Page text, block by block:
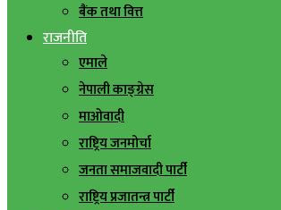
बैंक तथा वित्त
राजनीति
एमाले
नेपाली काङ्ग्रेस
माओवादी
राष्ट्रिय जनमोर्चा
जनता समाजवादी पार्टी
राष्ट्रिय प्रजातन्त्र पार्टी